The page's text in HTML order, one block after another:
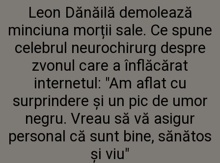
MINCIUNA MORȚII SALE. CE
SPUNE CELEBRUL
NEUROCHIRURG DESPRE ZVONUL
CARE A ÎNFLĂCĂRAT
INTERNETUL: "AM AFLAT CU
SURPRINDERE ȘI UN PIC DE UMOR
NEGRU. VREAU SĂ VĂ ASIGUR
PERSONAL CĂ SUNT BINE,
SĂNĂTOS ȘI VIU"
Leon Dănăilă demolează
minciuna morții sale. Ce spune
celebrul neurochirurg despre
zvonul care a înflăcărat
internetul: "Am aflat cu
surprindere și un pic de umor
negru. Vreau să vă asigur
personal că sunt bine, sănătos
și viu"